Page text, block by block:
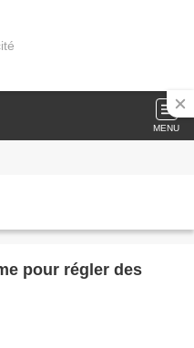
MENU
pour régler des